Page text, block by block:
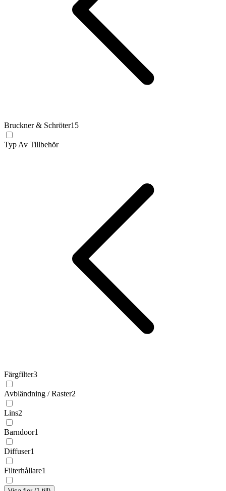
Bruckner & Schröter15
Typ Av Tillbehör
Färgfilter3
Avbländning / Raster2
Lins2
Barndoor1
Diffuser1
Filterhållare1